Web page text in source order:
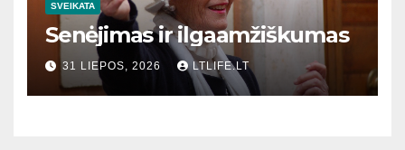
SVEIKATA
Senėjimas ir ilgaamžiškumas
31 LIEPOS, 2026 LTLIFE.LT